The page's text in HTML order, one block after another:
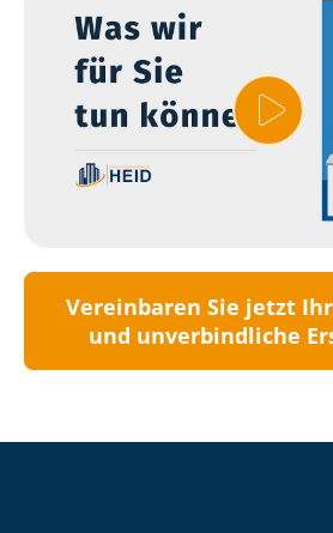
Vereinbaren Sie jetzt
und unverbindliche